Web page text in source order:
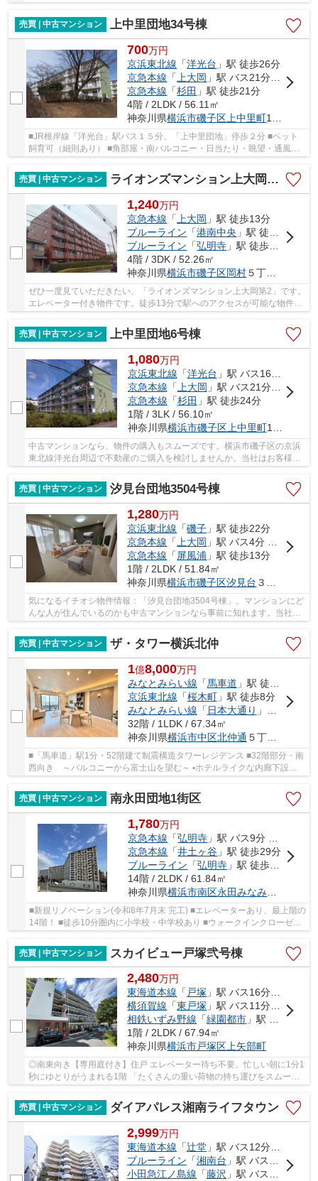
光台駅、上大岡駅方面のバス便あります。
売買 | 中古マンション
上中里団地34号棟
700万円
京浜東北線 「洋光台 」駅 徒歩26分
京急本線 「上大岡 」駅 バス21分 「上中里団地」 停歩2分
京急本線 「杉田 」駅 徒歩21分
4階 / 2LDK / 56.11㎡
神奈川県横浜市磯子区上中里町1038
■JR根岸線「洋光台」駅バス１５分、「上中里団地」停歩２分 ■ペット
飼育可（細則あり） ■角部屋・南バルコニー・日当たり・眺望・通風良
売買 | 中古マンション
ライオンズマンション上大岡第2
1,240万円
京急本線 「上大岡 」駅 徒歩13分
ブルーライン 「港南中央 」駅 徒歩31分
ブルーライン 「弘明寺 」駅 徒歩22分
4階 / 3DK / 52.26㎡
神奈川県横浜市磯子区岡村５丁目21-21
ぜひ一度見ていただきたい、「ライオンズマンション上大岡第2」です。
エレベーター付き物件です。徒歩13分で駅へのアクセスが可能な物件で
売買 | 中古マンション
上中里団地6号棟
1,080万円
京浜東北線 「洋光台 」駅 バス16分 「さわの里小学校前」 停歩2分
京急本線 「 上大岡 」駅 バス21分 「さわの里小学校」 停歩2分
京急本線 「杉田 」駅 徒歩24分
1階 / 3LK / 56.10㎡
神奈川県横浜市磯子区上中里町1028
中古マンションなら、物件の購入もスムーズです。横浜市磯子区の京浜
東北線洋光台周辺で不動産のご購入を検討しませんか。当社はお客様の
売買 | 中古マンション
汐見台団地3504号棟
1,280万円
京浜東北線 「磯子 」駅 徒歩22分
京急本線 「 上大岡 」駅 バス4分 「ストアー前」 停歩4分
京急本線 「 屏風浦 」駅 徒歩13分
1階 / 2LDK / 51.84㎡
神奈川県横浜市磯子区汐見台 ３丁目5-1
気になるイチオシ物件情報：「汐見台団地3504号棟」。マンションにど
んな人が住んでいるのかも中古マンションなら事前に知れます。当社が
売買 | 中古マンション
ザ・タワー横浜北仲
1億8,000万円
みなとみらい線 「馬車道 」駅 徒歩1分
京浜東北線 「桜木町」駅 徒歩8分
みなとみらい線 「 日本大通り 」駅 徒歩8分
32階 / 1LDK / 67.34㎡
神奈川県横浜市中区北仲通 ５丁目57-2
■「馬車道」駅1分・52階建て制震構造タワーレジデンス ■32階部分・南
西向き ～バルコニーから富士山を望む～ ▪ホテルライクな内廊下設計
▪24 時間有人管理（夜間警備員対応） ▪コンシ...
売買 | 中古マンション
南永田団地1街区
1,780万円
京急本線 「弘明寺 」駅 バス9分 「南永田入口」 停歩1分
京急本線 「井土ヶ谷 」駅 徒歩29分
ブルーライン 「弘明寺 」駅 徒歩30分
14階 / 2LDK / 61.84㎡
神奈川県横浜市南区永田みなみ台
■新規リノベーション(令和8年7月末 完工) ■エレベーターあり、最上階の
14階！ ■徒歩10分圏内に小学校・中学校あり ■ウォークインクローゼッ
ト2カ所 ■趣味や仕事に使えるDENあり
売買 | 中古マンション
スカイビュー戸塚弐号棟
2,480万円
東海道本線 「 戸塚 」駅 バス16分 「上矢部」 停歩7分
横須賀線 「東戸塚 」駅 バス11分 「富士山下（バス）」 停歩9分
相鉄いずみ野線 「緑園都市 」駅 徒歩39分
1階 / 2LDK / 67.94㎡
神奈川県横浜市戸塚区上矢部町
◎南東向き【専用庭付き】住戸 エレベーター待ち不要。忙しい朝に1分1
秒にゆとりがうまれる1階 「たくさんの重い荷物の持ち運びをスムーズ
売買 | 中古マンション
ダイアパレス湘南ライフタウン
2,999万円
東海道本線 「辻堂」駅 バス12分 「駒寄」 停歩2分
ブルーライン 「湘南台 」駅 バス24分 「駒寄」 停歩2分
小田急江ノ島線 「藤沢 」駅 バス11分 「駒寄」 停歩2分